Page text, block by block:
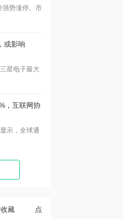
强势涨停。市
或影响
星电子最大
，互联网协
示，全球通
收藏 点赞